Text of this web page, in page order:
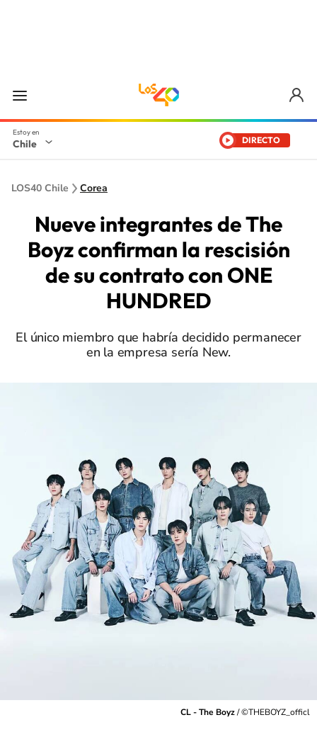
Chile DIRECTO
LOS40 Chile Corea
Nueve integrantes de The
Boyz confirman la rescisión
de su contrato con ONE
HUNDRED
El único miembro que habría decidido permanecer
en la empresa sería New.
CL - The Boyz/©️THEBOYZ_officl